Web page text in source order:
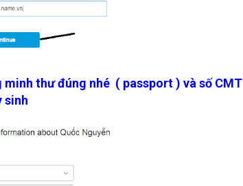
minh thư đúng nhé ( passport ) và số CMT
sinh